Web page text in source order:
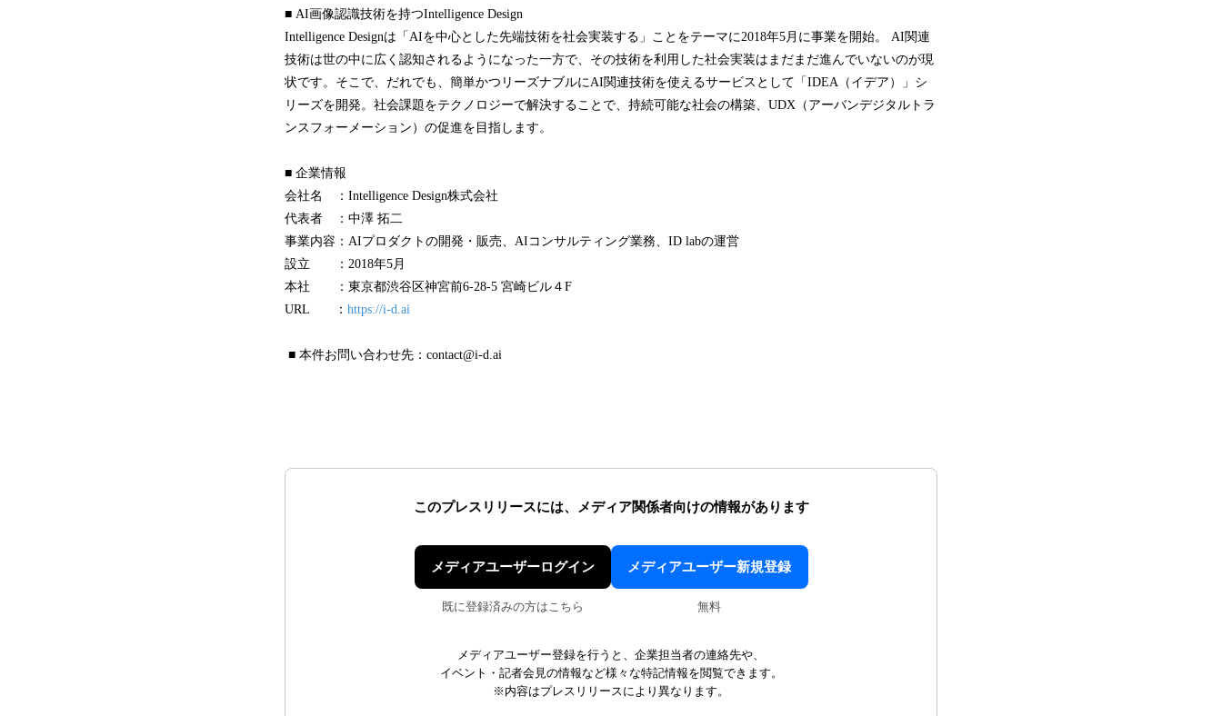
■ AI画像認識技術を持つIntelligence Design
Intelligence Designは「AIを中心とした先端技術を社会実装する」ことをテーマに2018年5月に事業を開始。 AI関連
技術は世の中に広く認知されるようになった一方で、その技術を利用した社会実装はまだまだ進んでいないのが現
状です。そこで、だれでも、簡単かつリーズナブルにAI関連技術を使えるサービスとして「IDEA（イデア）」シ
リーズを開発。社会課題をテクノロジーで解決することで、持続可能な社会の構築、UDX（アーバンデジタルトラ
ンスフォーメーション）の促進を目指します。
■ 企業情報
会社名 ：Intelligence Design株式会社
代表者 ：中澤 拓二
事業内容：AIプロダクトの開発・販売、AIコンサルティング業務、ID labの運営
設立 ：2018年5月
本社 ：東京都渋谷区神宮前6-28-5 宮崎ビル４F
URL ： https://i-d.ai
■ 本件お問い合わせ先：contact@i-d.ai
このプレスリリースには、 メディア関係者向けの情報があります
メディアユーザーログイン
既に登録済みの方はこちら
メディアユーザー新規登録
無料
メディアユーザー登録を行うと、企業担当者の連絡先や、
イベント・記者会見の情報など様々な特記情報を閲覧できます。
※内容はプレスリリースにより異なります。